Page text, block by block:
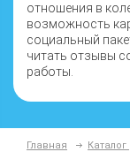
отношения в
возможность
социальный
читать отзывы
работы.
Главная